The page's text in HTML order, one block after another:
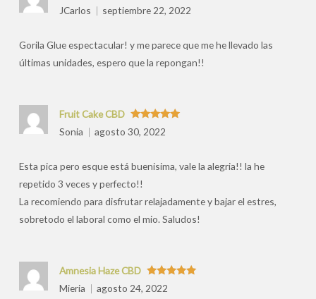
Valorado
con5de 5
JCarlos
septiembre 22, 2022
Gorila Glue espectacular! y me parece que me he llevado las
últimas unidades, espero que la repongan!!
Valorado
con5de 5
Fruit Cake CBD
Sonia
agosto 30, 2022
Esta pica pero esque está buenisima, vale la alegria!! la he
repetido 3 veces y perfecto!!
La recomiendo para disfrutar relajadamente y bajar el estres,
sobretodo el laboral como el mio. Saludos!
Valorado
con5
Amnesia Haze CBD
Mieria
agosto 24, 2022